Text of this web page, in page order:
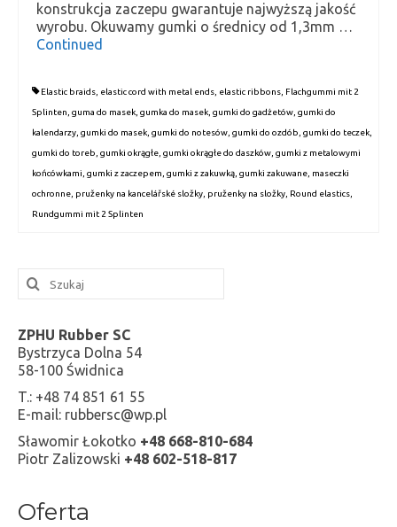
konstrukcja zaczepu gwarantuje najwyższą jakość
wyrobu. Okuwamy gumki o średnicy od 1,3mm …
Continued
Elastic braids elastic cord with metal ends elastic ribbons Flachgummi mit 2
Splinten guma do masek gumka do masek gumki do gadżetów gumki do
kalendarzy gumki do masek gumki do notesów gumki do ozdób gumki do teczek
gumki do toreb gumki okrągłe gumki okrągłe do daszków gumki z metalowymi
końcówkami gumki z zaczepem gumki z zakuwką gumki zakuwane maseczki
ochronne pruženky na kancelářské složky pruženky na složky Round elastics
Rundgummi mit 2 Splinten
ZPHU Rubber SC
Bystrzyca Dolna 54
58-100 Świdnica
T.: +48 74 851 61 55
E-mail: rubbersc@wp.pl
Sławomir Łokotko +48 668-810-684
Piotr Zalizowski +48 602-518-817
Oferta